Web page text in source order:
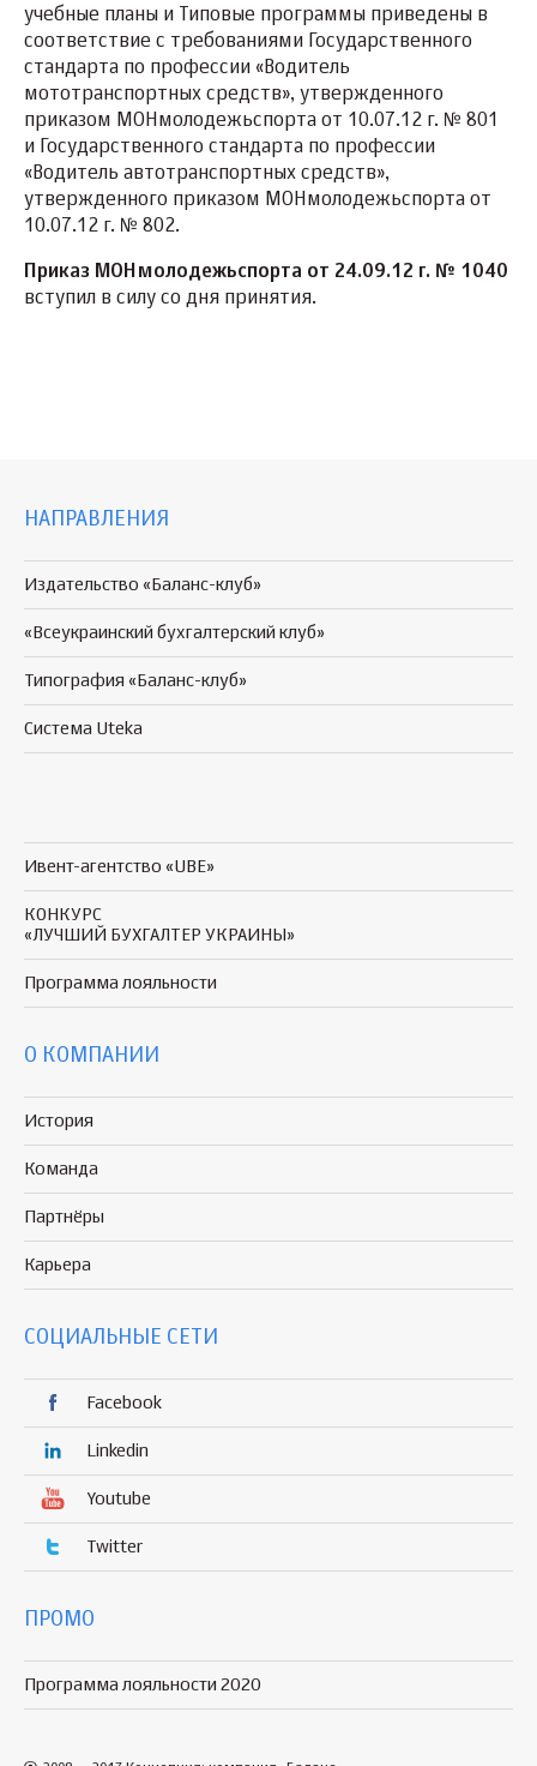
учебные планы и Типовые программы приведены в
соответствие с требованиями Государственного
стандарта по профессии «Водитель
мототранспортных средств», утвержденного
приказом МОНмолодежьспорта от 10.07.12 г. № 801
и Государственного стандарта по профессии
«Водитель автотранспортных средств»,
утвержденного приказом МОНмолодежьспорта от
10.07.12 г. № 802.
Приказ МОНмолодежьспорта от 24.09.12 г. № 1040
вступил в силу со дня принятия.
НАПРАВЛЕНИЯ
Издательство «Баланс-клуб»
«Всеукраинский бухгалтерский клуб»
Типография «Баланс-клуб»
Система Uteka
Ивент-агентство «UBE»
КОНКУРС
«ЛУЧШИЙ БУХГАЛТЕР УКРАИНЫ»
Программа лояльности
О КОМПАНИИ
История
Команда
Партнёры
Карьера
СОЦИАЛЬНЫЕ СЕТИ
Facebook
Linkedin
Youtube
Twitter
ПРОМО
Программа лояльности 2020